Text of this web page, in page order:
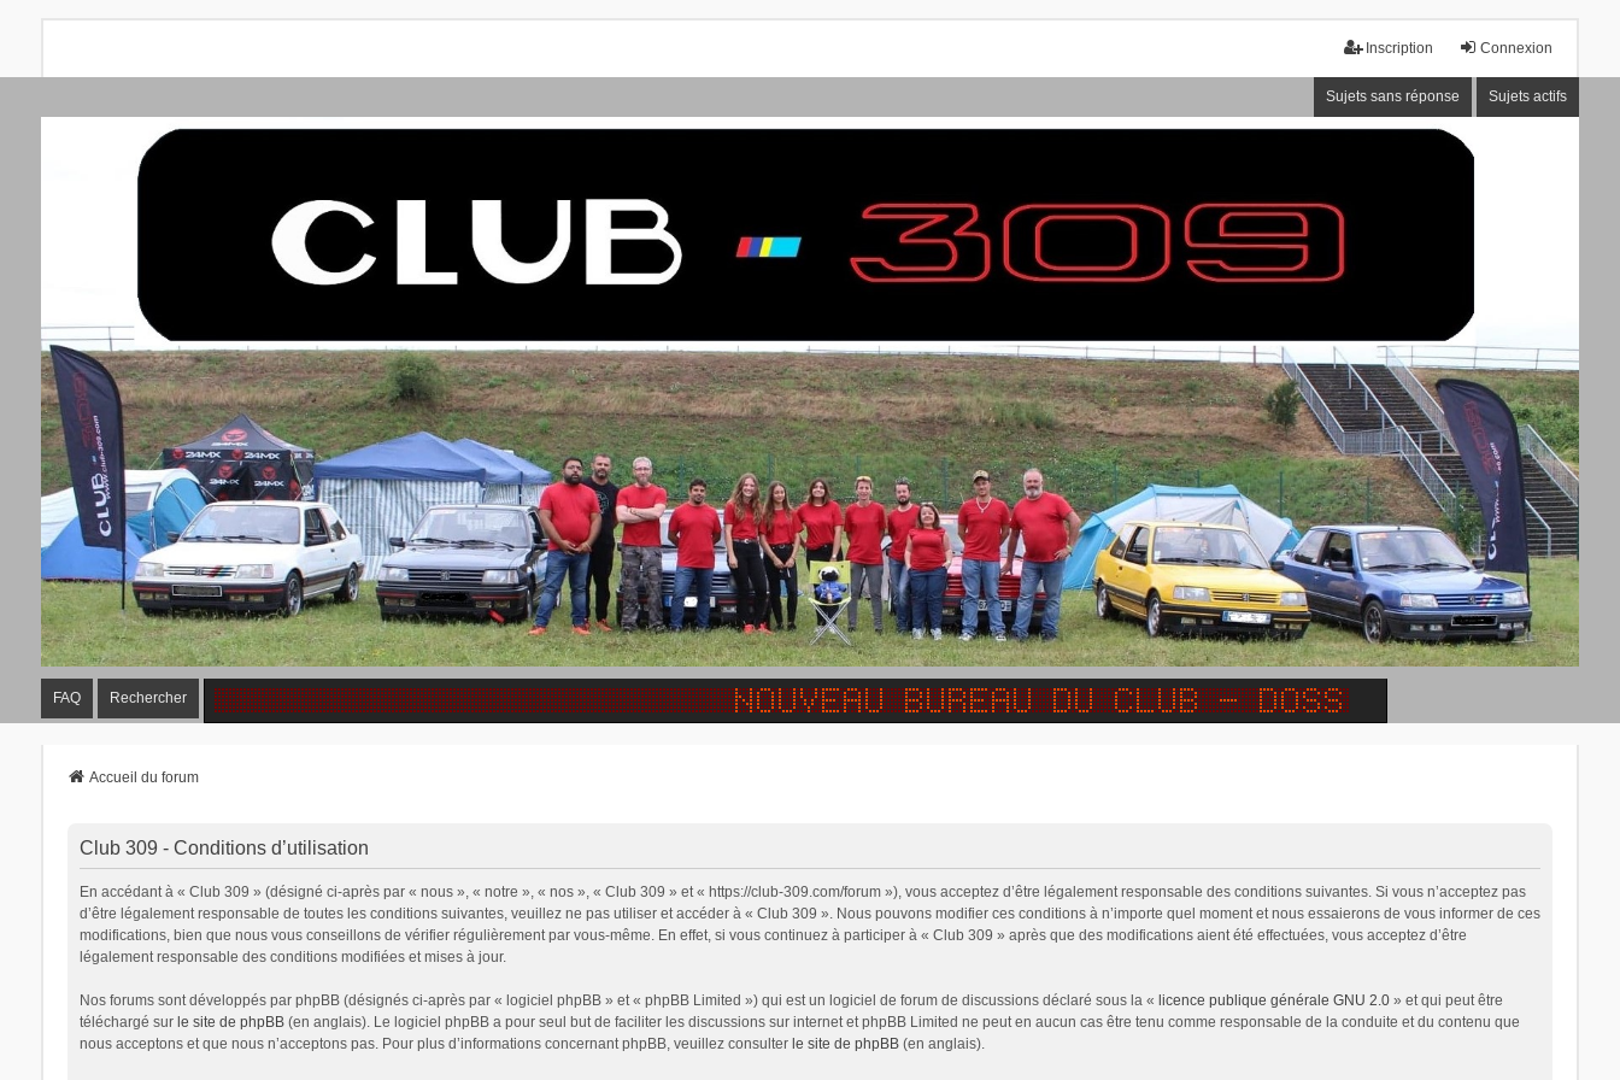
Connexion
Inscription
Sujets sans réponse Sujets actifs
FAQ Rechercher
Accueil du forum
Club 309 - Conditions d’utilisation
En accédant à « Club 309 » (désigné ci-après par « nous », « notre », « nos », « Club 309 » et « https://club-309.com/forum »), vous acceptez d’être légalement responsable des conditions suivantes. Si vous n’acceptez pas
d’être légalement responsable de toutes les conditions suivantes, veuillez ne pas utiliser et accéder à « Club 309 ». Nous pouvons modifier ces conditions à n’importe quel moment et nous essaierons de vous informer de ces
modifications, bien que nous vous conseillons de vérifier régulièrement par vous-même. En effet, si vous continuez à participer à « Club 309 » après que des modifications aient été effectuées, vous acceptez d’être
légalement responsable des conditions modifiées et mises à jour.
Nos forums sont développés par phpBB (désignés ci-après par « logiciel phpBB » et « phpBB Limited ») qui est un logiciel de forum de discussions déclaré sous la « licence publique générale GNU 2.0» et qui peut être
téléchargé sur le site de phpBB(en anglais). Le logiciel phpBB a pour seul but de faciliter les discussions sur internet et phpBB Limited ne peut en aucun cas être tenu comme responsable de la conduite et du contenu que
nous acceptons et que nous n’acceptons pas. Pour plus d’informations concernant phpBB, veuillez consulter le site de phpBB(en anglais).